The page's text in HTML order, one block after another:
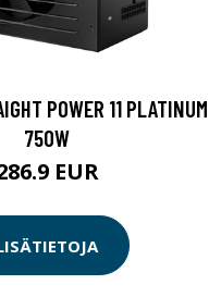
POWER 11 PLATINUM
750W
EUR